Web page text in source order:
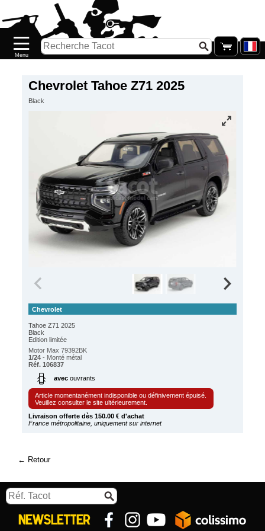
Chevrolet Tahoe Z71 2025
Black
Chevrolet
Tahoe Z71 2025
Black
Edition limitée
Motor Max 79392BK
1/24 - Monté métal
Réf. 106837
avecouvrants
Article momentanément indisponible ou définivement épuisé.
Veuillez consulter le site ultérieurement.
Livraison offerte dès 150.00 € d'achat
France métropolitaine, uniquement sur internet
Retour
Nouveautés
Catalogue/Stock
Galerie